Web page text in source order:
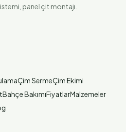
panel çit montajı.
Çim SermeÇim Ekimi
Bahçe BakımıFiyatlarMalzemeler